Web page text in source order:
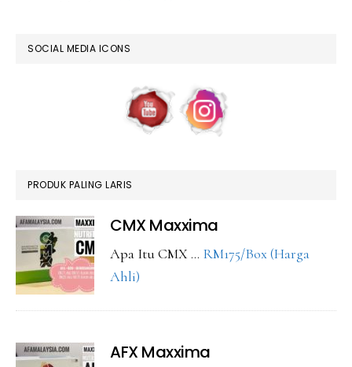
SOCIAL MEDIA ICONS
PRODUK PALING LARIS
CMX Maxxima
Apa Itu CMX … RM175/Box (Harga
Ahli)
AFX Maxxima